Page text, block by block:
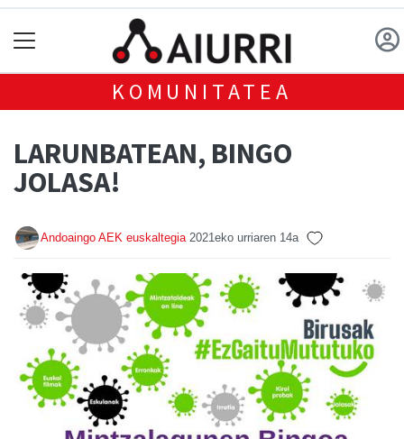
KOMUNITATEA
LARUNBATEAN, BINGO
JOLASA!
Andoaingo AEK euskaltegia 2021eko urriaren 14a